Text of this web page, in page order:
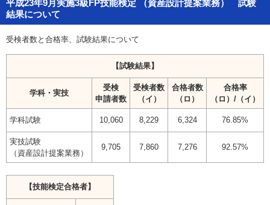
平成23年9月実施3級FP技能検定 （資産設計提案業務） 試験
結果について
受検者数と合格率、試験結果について
【試験結果】
学科・実技
受検
申請者数
受検者数
（イ）
合格者数
（ロ）
合格率
（ロ）/（イ）
学科試験 10,060 8,229 6,324 76.85%
実技試験
（資産設計提案業務）
9,705 7,860 7,276 92.57%
【技能検定合格者】